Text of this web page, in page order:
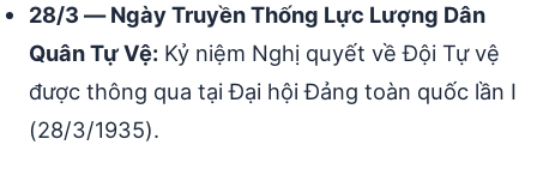
28/3 — Ngày Truyền Thống Lực Lượng Dân
Quân Tự Vệ: Kỷ niệm Nghị quyết về Đội Tự vệ
được thông qua tại Đại hội Đảng toàn quốc lần I
(28/3/1935).